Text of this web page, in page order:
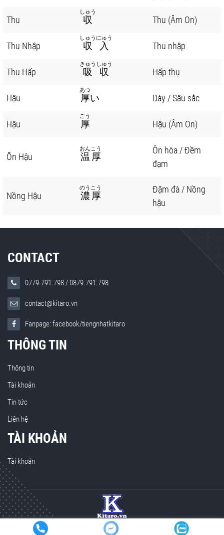
Thu 収
しゅう
Thu (Âm On)
Thu Nhập 収入
しゅうにゅう
Thu nhập
Thu Hấp 吸収
きゅうしゅう
Hấp thụ
Hậu 厚
あつ
い Dày / Sâu sắc
Hậu 厚
こう
Hậu (Âm On)
Ôn Hậu 温厚
おんこう
Ôn hòa / Đềm
đạm
Nồng Hậu 濃厚
のうこう
Đậm đà / Nồng
hậu
CONTACT
0779.791.798/0879.791.798
contact@kitaro.vn
Fanpage: facebook/tiengnhatkitaro
THÔNG TIN
Thông tin
Tài khoản
Tin tức
Liên hệ
TÀI KHOẢN
Tài khoản
© 2020 Kitaro. All rights reserved. Design by themeviet.vn